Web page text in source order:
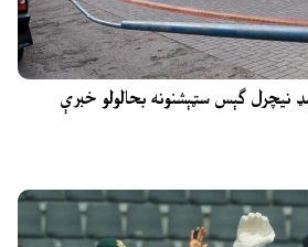
نیچرل ګېس سټېشنونه بحالولو خبرې